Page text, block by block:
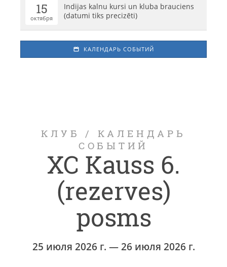
15
октября
Indijas kalnu kursi un kluba brauciens
(datumi tiks precizēti)
КАЛЕНДАРЬ СОБЫТИЙ
КЛУБ / КАЛЕНДАРЬ
СОБЫТИЙ
XC Kauss 6.
(rezerves)
posms
25 июля 2026 г. — 26 июля 2026 г.